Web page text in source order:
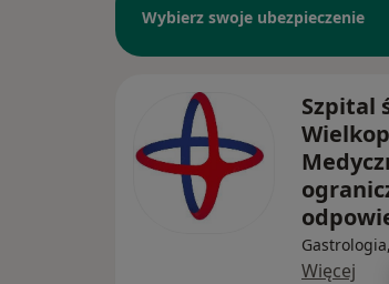
Wybierz swoje ubezpieczenie
Szpital
Więcej